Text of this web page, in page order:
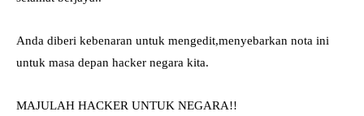
Anda diberi kebenaran untuk mengedit,menyebarkan nota ini
untuk masa depan hacker negara kita.
MAJULAH HACKER UNTUK NEGARA!!